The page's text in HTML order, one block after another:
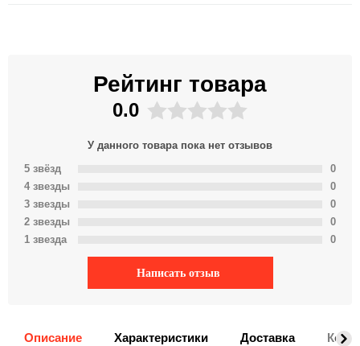
Рейтинг товара
0.0
У данного товара пока нет отзывов
5 звёзд
4 звeзды
3 звeзды
2 звeзды
1 звeзда
0
0
0
0
0
Написать отзыв
Описание Характеристики Доставка